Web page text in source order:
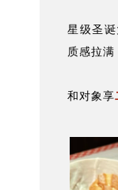
星级圣
质感拉满
和对象享